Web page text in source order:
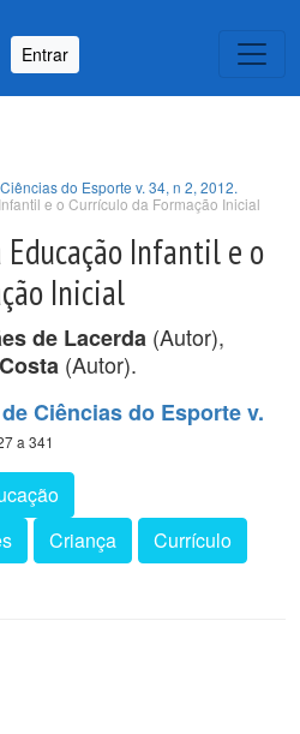
Entrar
do Esporte v. 34, n 2, 2012.
e o Currículo da Formação Inicial
Educação Infantil e o
Inicial
de Lacerda (Autor),
(Autor).
Ciências do Esporte v.
a 341
Criança Currículo